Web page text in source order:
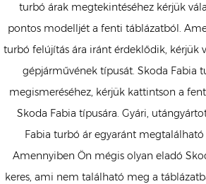
turbó árak megtekintéséhez kérjük
pontos modelljét a fenti táblázatból.
turbó felújítás ára iránt érdeklődik, kérjük
gépjárművének típusát. Skoda Fabia
megismeréséhez, kérjük kattintson a
Skoda Fabia típusára. Gyári,
Fabia turbó ár egyaránt
Amennyiben Ön mégis olyan eladó
keres, ami nem található meg a